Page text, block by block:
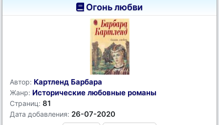
Огонь любви
Автор: Картленд Барбара
Жанр: Исторические любовные романы
Страниц: 81
Дата добавления: 26-07-2020